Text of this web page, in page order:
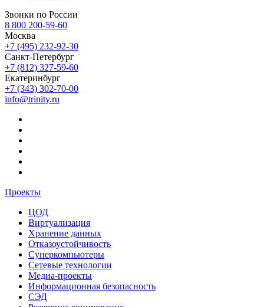
Звонки по России
8 800 200-59-60
Москва
+7 (495) 232-92-30
Санкт-Петербург
+7 (812) 327-59-60
Екатеринбург
+7 (343) 302-70-00
info@trinity.ru
Проекты
ЦОД
Виртуализация
Хранение данных
Отказоустойчивость
Суперкомпьютеры
Сетевые технологии
Медиа-проекты
Информационная безопасность
СЭД